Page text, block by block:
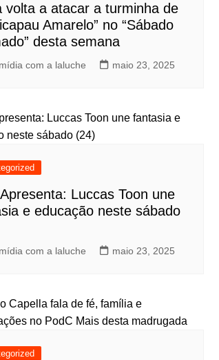
volta a atacar a turminha de
Amarelo” no “Sábado
desta semana
com a laluche maio 23, 2025
Luccas Toon une
e educação neste sábado
com a laluche maio 23, 2025